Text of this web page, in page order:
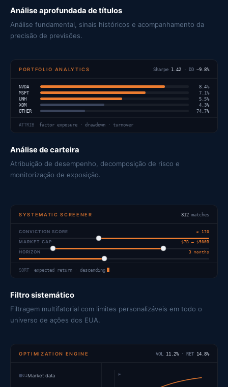
Análise aprofundada de títulos
Análise fundamental, sinais históricos e acompanhamento da
precisão de previsões.
PORTFOLIO ANALYTICS Sharpe 1.42 · DD −9.8%
NVDA
8.4%
MSFT
7.1%
UNH
5.5%
XOM
4.3%
OTHER
74.7%
ATTRIB factor exposure · drawdown · turnover
Análise de carteira
Atribuição de desempenho, decomposição de risco e
monitorização de exposição.
SYSTEMATIC SCREENER 312 matches
CONVICTION SCORE
≥ 170
MARKET CAP
$7B – $500B
HORIZON
3 months
SORT expected return · descending
Filtro sistemático
Filtragem multifatorial com limites personalizáveis em todo o
universo de ações dos EUA.
OPTIMIZATION ENGINE VOL 11.2%· RET 14.8%
01 Market data μ